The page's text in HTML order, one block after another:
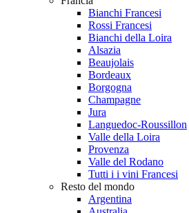
Bianchi Francesi
Rossi Francesi
Bianchi della Loira
Alsazia
Beaujolais
Bordeaux
Borgogna
Champagne
Jura
Languedoc-Roussillon
Valle della Loira
Provenza
Valle del Rodano
Tutti i i vini Francesi
Resto del mondo
Argentina